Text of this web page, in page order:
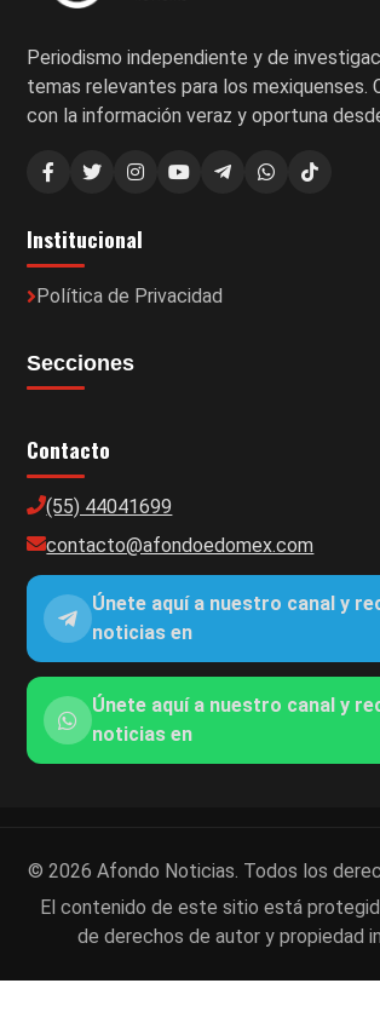
Periodismo independiente y de
temas relevantes para los mexiquenses.
con la información veraz y oportuna
Institucional
Política de Privacidad
Secciones
Contacto
(55) 44041699
contacto@afondoedomex.com
Únete aquí a nuestro canal y
noticias en
Únete aquí a nuestro canal y
noticias en
© 2026 Afondo Noticias. Todos los
El contenido de este sitio está
de derechos de autor y propiedad